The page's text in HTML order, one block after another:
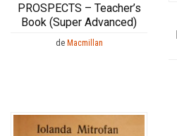
PROSPECTS – Teacher’s
Book (Super Advanced)
de Macmillan